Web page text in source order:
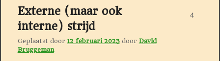
Externe (maar ook
interne) strijd
Geplaatst door 12 februari 2023 door David
Bruggeman
4